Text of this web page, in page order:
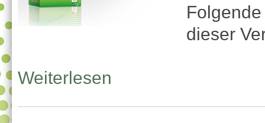
dieser
Weiterlesen